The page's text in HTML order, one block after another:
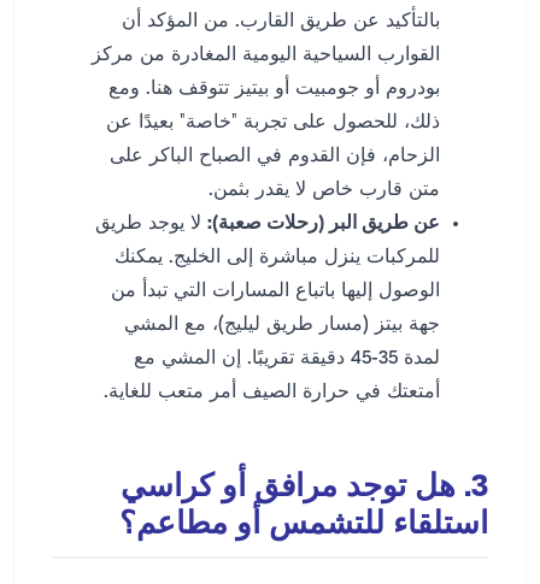
بالتأكيد عن طريق القارب. من المؤكد أن
القوارب السياحية اليومية المغادرة من مركز
بودروم أو جومبيت أو بيتيز تتوقف هنا. ومع
ذلك، للحصول على تجربة "خاصة" بعيدًا عن
الزحام، فإن القدوم في الصباح الباكر على
متن قارب خاص لا يقدر بثمن.
عن طريق البر (رحلات صعبة): لا يوجد طريق
للمركبات ينزل مباشرة إلى الخليج. يمكنك
الوصول إليها باتباع المسارات التي تبدأ من
جهة بيتز (مسار طريق ليليج)، مع المشي
لمدة 35-45 دقيقة تقريبًا. إن المشي مع
أمتعتك في حرارة الصيف أمر متعب للغاية.
3. هل توجد مرافق أو كراسي
استلقاء للتشمس أو مطاعم؟